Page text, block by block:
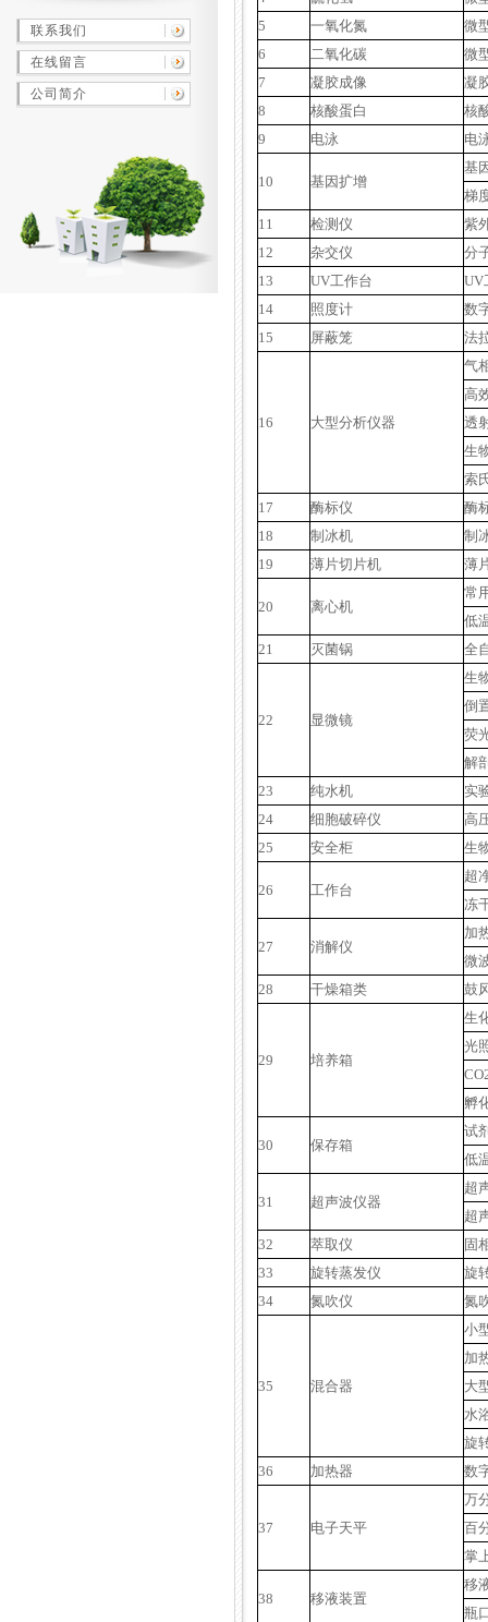
联系我们
在线留言
公司简介
5
一氧化氮
微
6
二氧化碳
微
7
凝胶成像
凝
8
核酸蛋白
核
9
电泳 电
10 基因扩增
基
梯
11
检测仪
紫
12
杂交仪
分
13
UV工作台
UV
14
照度计
数
15
屏蔽笼 法
16 大型分析仪器
气
高
透
生
索
17
酶标仪
酶
18
制冰机
制
19
薄片切片机 薄
20 离心机
常
低
21
灭菌锅 全
22 显微镜
生
倒
荧
解
23
纯水机
实
24
细胞破碎仪
高
25
安全柜 生
26 工作台
超
冻
27 消解仪
加
微
28
干燥箱类 鼓
29 培养箱
生
光
孵
30 保存箱
试
低
31 超声波仪器
超
超
32
萃取仪
固
33
旋转蒸发仪
旋
34
氮吹仪 氮
35 混合器
小
加
大
水
旋
36
加热器 数
37 电子天平
万
百
掌
38 移液装置
移
瓶